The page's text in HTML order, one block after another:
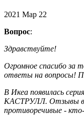
2021 Мар 22
Вопрос:
Здравствуйте!
Огромное спасибо за
ответы на вопросы!
В Икеа появилась
КАСТРУЛЛ. Отзывы в
противоречивые -